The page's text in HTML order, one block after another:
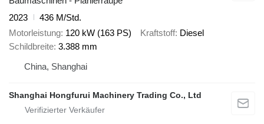
2023
436 M/Std.
Motorleistung 120 kW (163 PS) Kraftstoff Diesel
Schildbreite 3.388 mm
China, Shanghai
Shanghai Hongfurui Machinery Trading Co., Ltd